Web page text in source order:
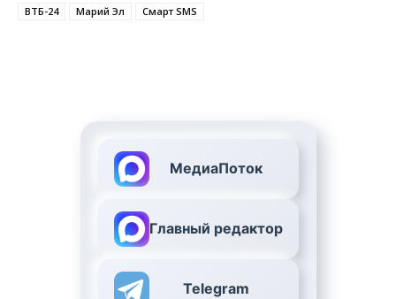
ВТБ-24 Марий Эл Смарт SMS
МедиаПоток
Главный редактор
Telegram